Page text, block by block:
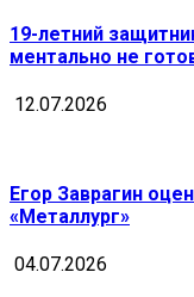
19-летний
ментально не
12.07.2026
Егор Заврагин
«Металлург»
04.07.2026